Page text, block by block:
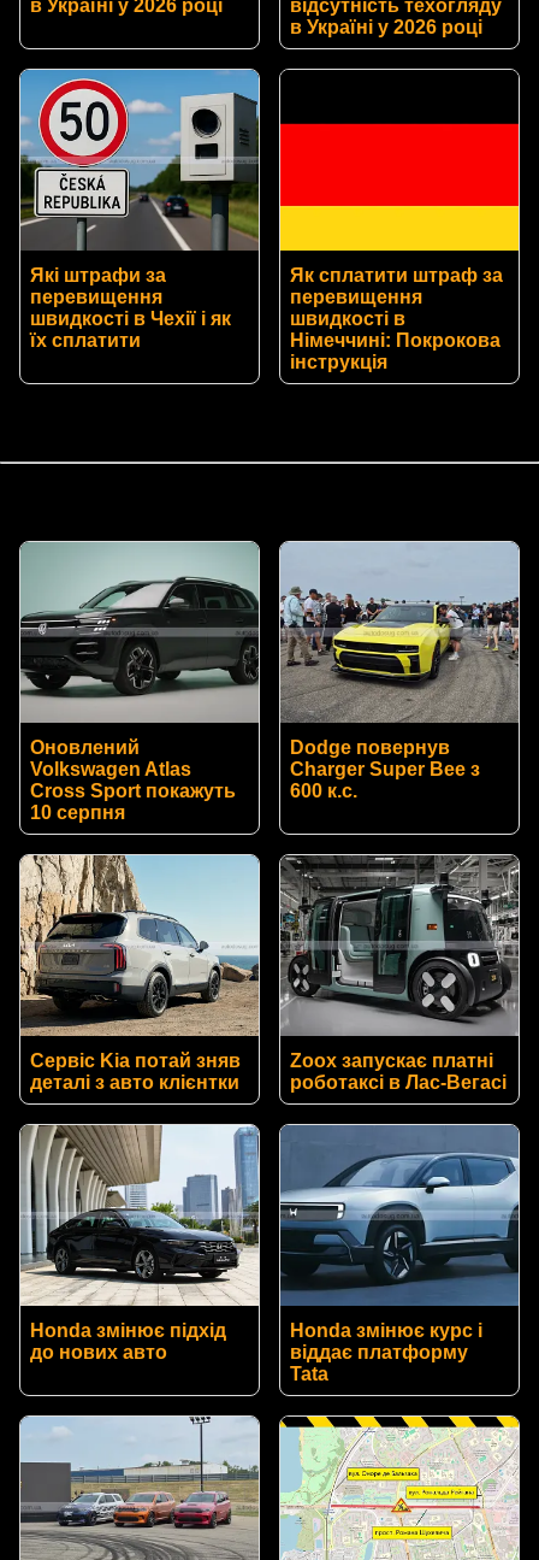
в Україні у 2026 році
відсутність техогляду
в Україні у 2026 році
Які штрафи за
перевищення
швидкості в Чехії і як
їх сплатити
Як сплатити штраф за
перевищення
швидкості в
Німеччині: Покрокова
інструкція
Оновлений
Volkswagen Atlas
Cross Sport покажуть
10 серпня
Dodge повернув
Charger Super Bee з
600 к.с.
Сервіс Kia потай зняв
деталі з авто клієнтки
Zoox запускає платні
роботаксі в Лас-Вегасі
Honda змінює підхід
до нових авто
Honda змінює курс і
віддає платформу
Tata